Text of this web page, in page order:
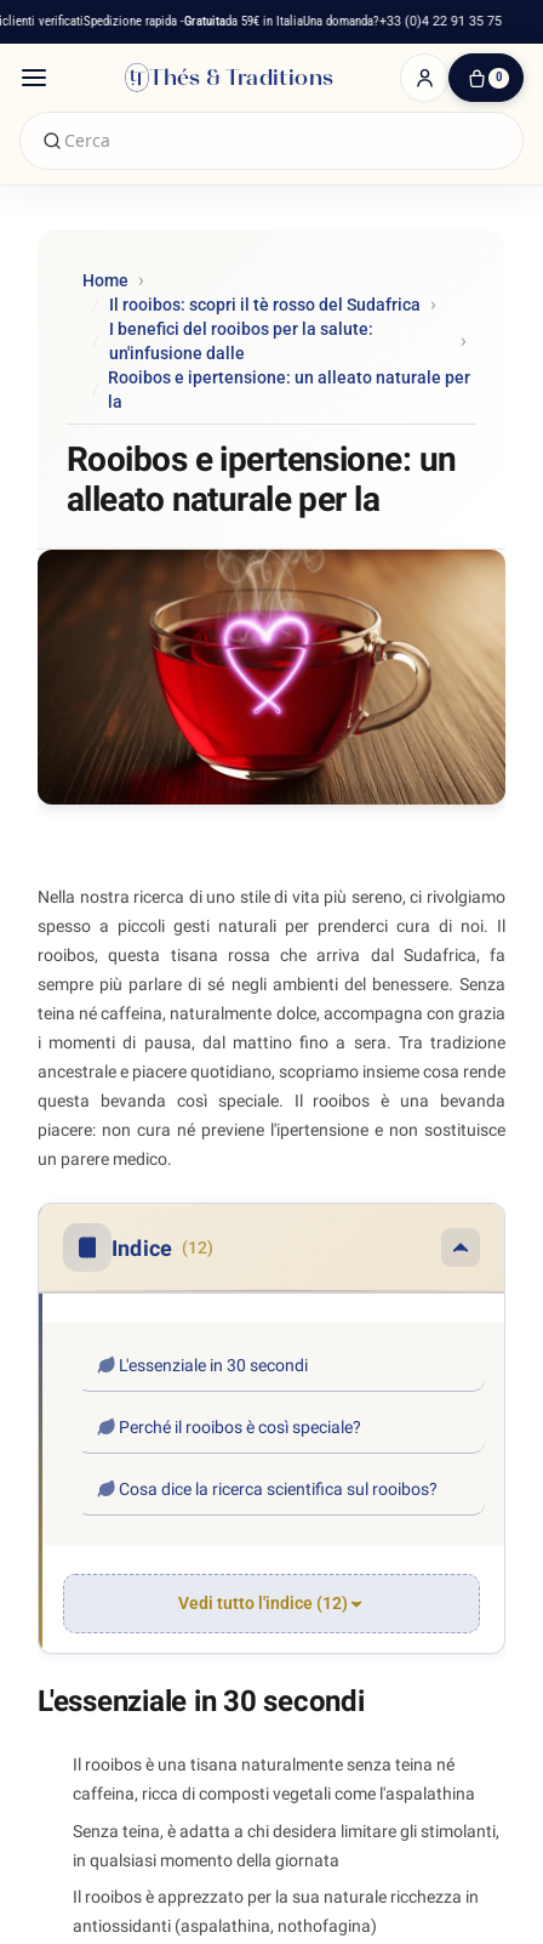
Spedizione rapida -Gratuitada 59€ in ItaliaUna domanda?+33 (0)4 22 91 35 75
Thés & Traditions 0
0
Home
Il rooibos: scopri il tè rosso del Sudafrica
I benefici del rooibos per la salute:
un'infusione dalle
Rooibos e ipertensione: un alleato naturale per
la
Rooibos e ipertensione: un
alleato naturale per la
Nella nostra ricerca di uno stile di vita più sereno, ci rivolgiamo
spesso a piccoli gesti naturali per prenderci cura di noi. Il
rooibos, questa tisana rossa che arriva dal Sudafrica, fa
sempre più parlare di sé negli ambienti del benessere. Senza
teina né caffeina, naturalmente dolce, accompagna con grazia
i momenti di pausa, dal mattino fino a sera. Tra tradizione
ancestrale e piacere quotidiano, scopriamo insieme cosa rende
questa bevanda così speciale. Il rooibos è una bevanda
piacere: non cura né previene l'ipertensione e non sostituisce
un parere medico.
Indice (12)
L'essenziale in 30 secondi
Perché il rooibos è così speciale?
Cosa dice la ricerca scientifica sul rooibos?
Vedi tutto l'indice (12)
L'essenziale in 30 secondi
Il rooibos è una tisana naturalmente senza teina né
caffeina, ricca di composti vegetali come l'aspalathina
Senza teina, è adatta a chi desidera limitare gli stimolanti,
in qualsiasi momento della giornata
Il rooibos è apprezzato per la sua naturale ricchezza in
antiossidanti (aspalathina, nothofagina)